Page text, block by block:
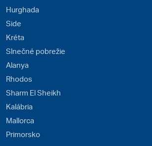
Hurghada
Side
Kréta
Slnečné pobrežie
Alanya
Rhodos
Sharm El Sheikh
Kalábria
Mallorca
Primorsko